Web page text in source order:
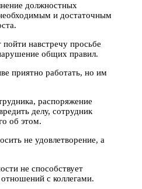
должностных
и достаточным
навстречу просьбе
общих правил.
приятно работать, но им
распоряжение
делу, сотрудник
об этом.
не удовлетворение, а
не способствует
с коллегами.